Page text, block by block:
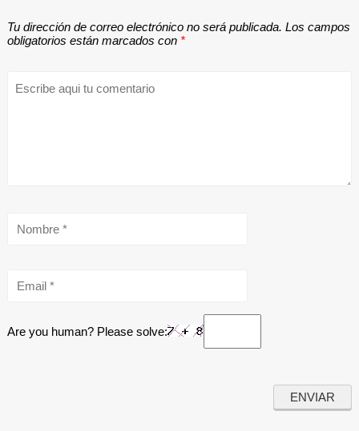
Tu dirección de correo electrónico no será publicada. Los campos
obligatorios están marcados con *
Are you human? Please solve: